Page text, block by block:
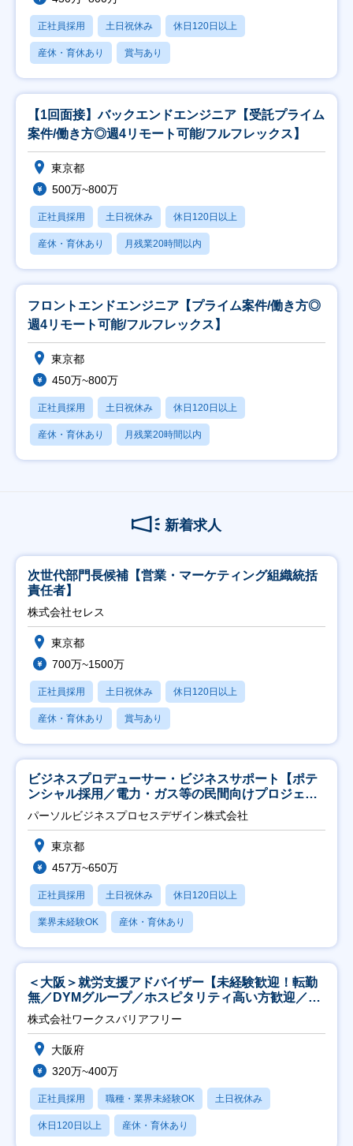
正社員採用 土日祝休み 休日120日以上
産休・育休あり 賞与あり
【1回面接】バックエンドエンジニア【受託プライム
案件/働き方◎週4リモート可能/フルフレックス】
東京都
500万~800万
正社員採用 土日祝休み 休日120日以上
産休・育休あり 月残業20時間以内
フロントエンドエンジニア【プライム案件/働き方◎
週4リモート可能/フルフレックス】
東京都
450万~800万
正社員採用 土日祝休み 休日120日以上
産休・育休あり 月残業20時間以内
新着求人
次世代部門長候補【営業・マーケティング組織統括
責任者】
株式会社セレス
東京都
700万~1500万
正社員採用 土日祝休み 休日120日以上
産休・育休あり 賞与あり
ビジネスプロデューサー・ビジネスサポート【ポテ
ンシャル採用／電力・ガス等の民間向けプロジェク
ト推進】
パーソルビジネスプロセスデザイン株式会社
東京都
457万~650万
正社員採用 土日祝休み 休日120日以上
業界未経験OK 産休・育休あり
＜大阪＞就労支援アドバイザー【未経験歓迎！転勤
無／DYMグループ／ホスピタリティ高い方歓迎／土
日祝】
株式会社ワークスバリアフリー
大阪府
320万~400万
正社員採用 職種・業界未経験OK 土日祝休み
休日120日以上 産休・育休あり